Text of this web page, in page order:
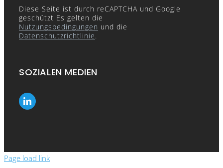
Diese Seite ist durch reCAPTCHA und Google
geschützt Es gelten die
Nutzungsbedingungen und die
Datenschutzrichtlinie.
SOZIALEN MEDIEN
Page load link